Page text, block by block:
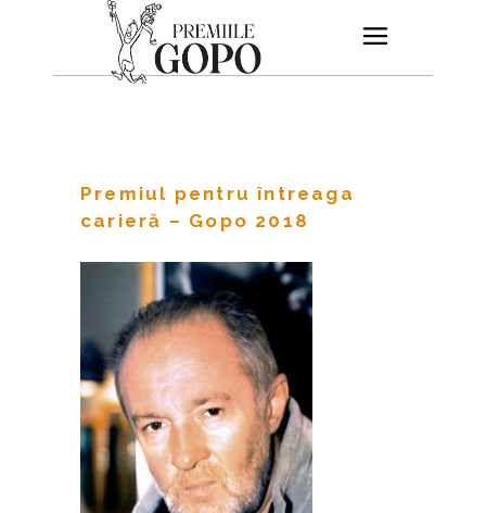
Premiul pentru întreaga
carieră – Gopo 2018